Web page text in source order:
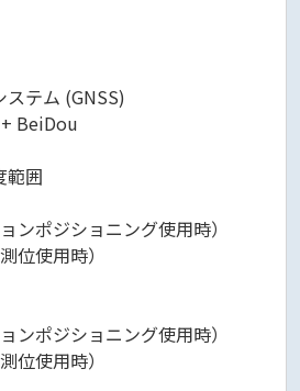
テム (GNSS)
BeiDou
範囲
ンポジショニング使用時）
位使用時）
ンポジショニング使用時）
位使用時）